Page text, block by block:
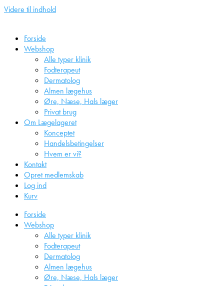
Videre til indhold
Forside
Webshop
Alle typer klinik
Fodterapeut
Dermatolog
Almen lægehus
Øre, Næse, Hals læger
Privat brug
Om Lægelageret
Konceptet
Handelsbetingelser
Hvem er vi?
Kontakt
Opret medlemskab
Log ind
Kurv
Forside
Webshop
Alle typer klinik
Fodterapeut
Dermatolog
Almen lægehus
Øre, Næse, Hals læger